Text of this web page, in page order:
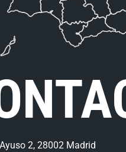
2, 28002 Madrid